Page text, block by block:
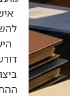
אישרה
להשלמת
דורשים
ביצוע